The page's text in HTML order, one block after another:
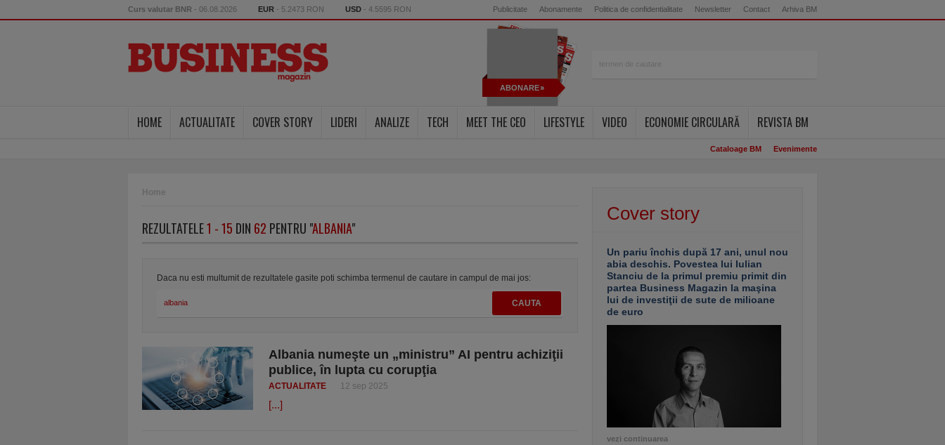
Curs valutar BNR - 06.08.2026 EUR - 5.2473 RON USD - 4.5595 RON Publicitate Abonamente Politica de confidentialitate Newsletter Contact Arhiva BM
ABONARE
HOME ACTUALITATE COVER STORY LIDERI ANALIZE TECH MEET THE CEO LIFESTYLE VIDEO ECONOMIE CIRCULARĂ REVISTA BM
Cataloage BM Evenimente
Home
REZULTATELE1 - 15 DIN 62 PENTRU "ALBANIA"
Daca nu esti multumit de rezultatele gasite poti schimba termenul de cautare in campul de mai jos:
Albania numeşte un „ministru” AI pentru achiziţii
publice, în lupta cu corupţia
ACTUALITATE 12 sep 2025
[...]
Cover story
Un pariu închis după 17 ani, unul nou
abia deschis. Povestea lui Iulian
Stanciu de la primul premiu primit din
partea Business Magazin la maşina
lui de investiţii de sute de milioane
de euro
vezi continuarea